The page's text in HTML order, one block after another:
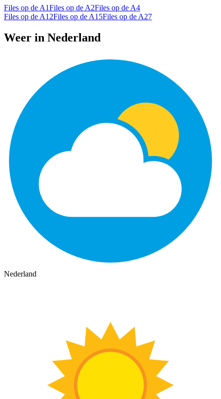
Files op de A1Files op de A2Files op de A4
Files op de A12Files op de A15Files op de A27
Weer in Nederland
Nederland